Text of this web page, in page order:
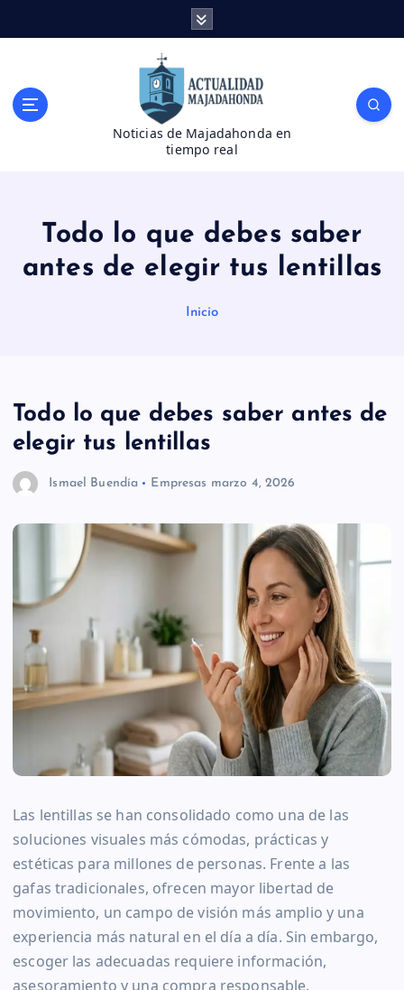
Noticias de Majadahonda en
tiempo real
Todo lo que debes saber
antes de elegir tus lentillas
Inicio
Todo lo que debes saber antes de
elegir tus lentillas
Ismael Buendía Empresas marzo 4, 2026
Las lentillas se han consolidado como una de las
soluciones visuales más cómodas, prácticas y
estéticas para millones de personas. Frente a las
gafas tradicionales, ofrecen mayor libertad de
movimiento, un campo de visión más amplio y una
experiencia más natural en el día a día. Sin embargo,
escoger las adecuadas requiere información,
asesoramiento y una compra responsable.